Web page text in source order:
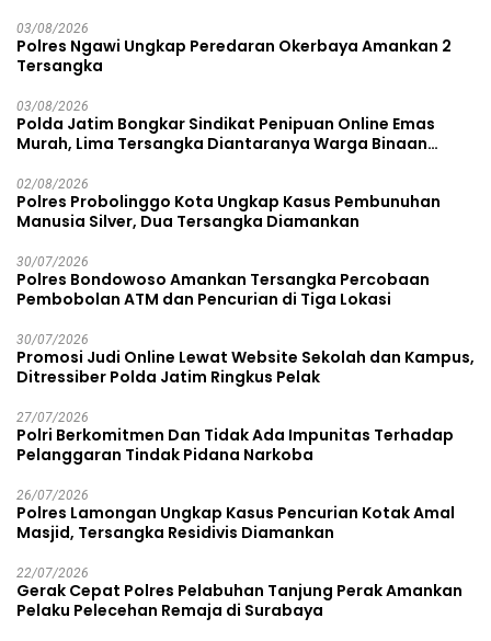
03/08/2026
Polres Ngawi Ungkap Peredaran Okerbaya Amankan 2
Tersangka
03/08/2026
Polda Jatim Bongkar Sindikat Penipuan Online Emas
Murah, Lima Tersangka Diantaranya Warga Binaan
02/08/2026
Polres Probolinggo Kota Ungkap Kasus Pembunuhan
Manusia Silver, Dua Tersangka Diamankan
30/07/2026
Polres Bondowoso Amankan Tersangka Percobaan
Pembobolan ATM dan Pencurian di Tiga Lokasi
30/07/2026
Promosi Judi Online Lewat Website Sekolah dan Kampus,
Ditressiber Polda Jatim Ringkus Pelak
27/07/2026
Polri Berkomitmen Dan Tidak Ada Impunitas Terhadap
Pelanggaran Tindak Pidana Narkoba
26/07/2026
Polres Lamongan Ungkap Kasus Pencurian Kotak Amal
Masjid, Tersangka Residivis Diamankan
22/07/2026
Gerak Cepat Polres Pelabuhan Tanjung Perak Amankan
Pelaku Pelecehan Remaja di Surabaya